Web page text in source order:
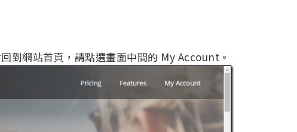
到網站首頁，請點選畫面中間的 My Account。